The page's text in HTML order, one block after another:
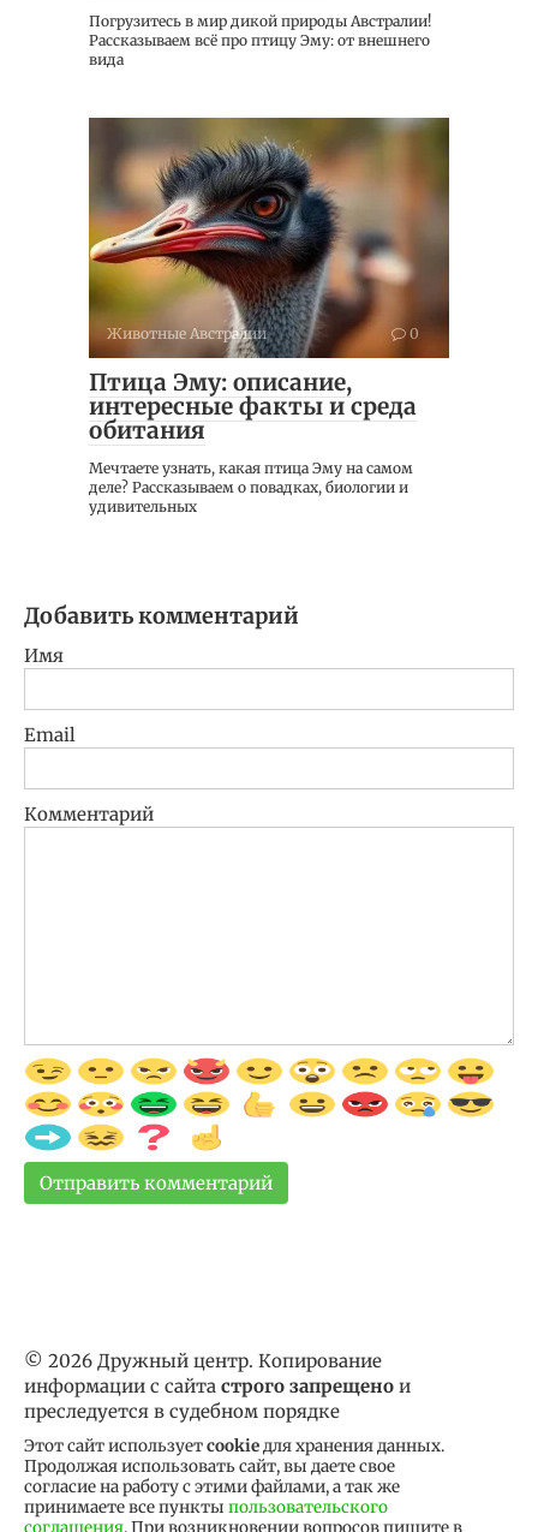
Погрузитесь в мир дикой природы Австралии!
Рассказываем всё про птицу Эму: от внешнего
вида
Животные Австралии 0
Птица Эму: описание,
интересные факты и среда
обитания
Мечтаете узнать, какая птица Эму на самом
деле? Рассказываем о повадках, биологии и
удивительных
Добавить комментарий
Имя
Email
Комментарий
© 2026 Дружный центр. Копирование
информации с сайта строго запрещено и
преследуется в судебном порядке
Этот сайт используетcookieдля хранения данных.
Продолжая использовать сайт, вы даете свое
согласие на работу с этими файлами, а так же
принимаете все пункты пользовательского
соглашения. При возникновении вопросов пишите в